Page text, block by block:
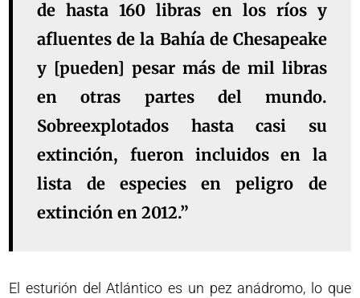
de hasta 160 libras en los ríos y
afluentes de la Bahía de Chesapeake
y [pueden] pesar más de mil libras
en otras partes del mundo.
Sobreexplotados hasta casi su
extinción, fueron incluidos en la
lista de especies en peligro de
extinción en 2012.”
El esturión del Atlántico es un pez anádromo, lo que